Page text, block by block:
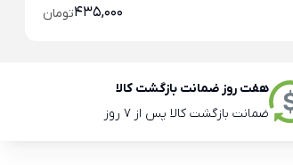
435,000تومان
هفت روز ضمانت بازگشت کالا
ضمانت بازگشت کالا پس از 7 روز